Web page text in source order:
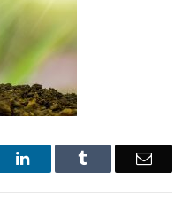
LinkedIn Email